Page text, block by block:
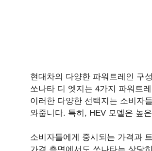
현대차의 다양한 파워트레인 구
쏘나타 디 엣지는 4가지 파워트
이러한 다양한 선택지는 소비자
와줍니다. 특히, HEV 모델은 높
소비자들에게 중시되는 가격과